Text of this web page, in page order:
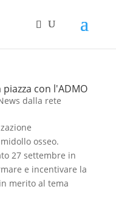
piazza con l'ADMO
dalla rete
osseo.
27 settembre in
e incentivare la
merito al tema